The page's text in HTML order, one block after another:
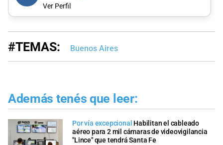
Ver Perfil
#TEMAS: Buenos Aires
Además tenés que leer:
Por vía excepcional Habilitan el cableado
aéreo para 2 mil cámaras de videovigilancia
"Lince" que tendrá Santa Fe